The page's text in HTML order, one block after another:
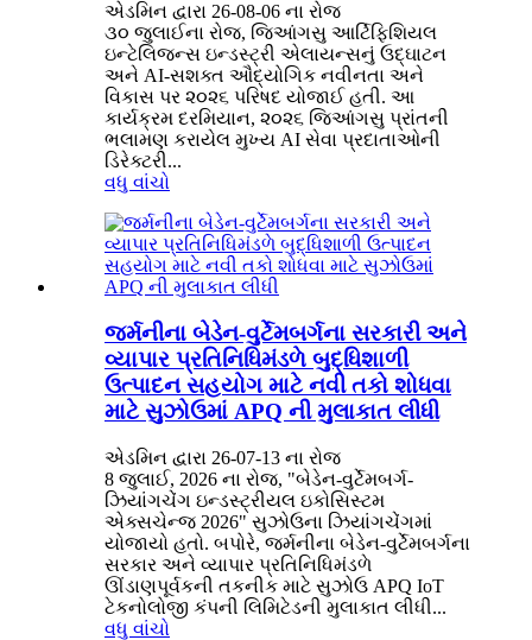
એડમિન દ્વારા 26-08-06 ના રોજ
૩૦ જુલાઈના રોજ, જિઆંગસુ આર્ટિફિશિયલ
ઇન્ટેલિજન્સ ઇન્ડસ્ટ્રી એલાયન્સનું ઉદ્ઘાટન
અને AI-સશક્ત ઔદ્યોગિક નવીનતા અને
વિકાસ પર ૨૦૨૬ પરિષદ યોજાઈ હતી. આ
કાર્યક્રમ દરમિયાન, ૨૦૨૬ જિઆંગસુ પ્રાંતની
ભલામણ કરાયેલ મુખ્ય AI સેવા પ્રદાતાઓની
ડિરેક્ટરી...
વધુ વાંચો
જર્મનીના બેડેન-વુર્ટેમબર્ગના સરકારી અને
વ્યાપાર પ્રતિનિધિમંડળે બુદ્ધિશાળી
ઉત્પાદન સહયોગ માટે નવી તકો શોધવા
માટે સુઝોઉમાં APQ ની મુલાકાત લીધી
એડમિન દ્વારા 26-07-13 ના રોજ
8 જુલાઈ, 2026 ના રોજ, "બેડેન-વુર્ટેમબર્ગ-
ઝિયાંગચેંગ ઇન્ડસ્ટ્રીયલ ઇકોસિસ્ટમ
એક્સચેન્જ 2026" સુઝોઉના ઝિયાંગચેંગમાં
યોજાયો હતો. બપોરે, જર્મનીના બેડેન-વુર્ટેમબર્ગના
સરકાર અને વ્યાપાર પ્રતિનિધિમંડળે
ઊંડાણપૂર્વકની તકનીક માટે સુઝોઉ APQ IoT
ટેકનોલોજી કંપની લિમિટેડની મુલાકાત લીધી...
વધુ વાંચો